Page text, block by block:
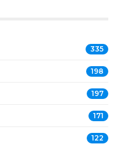
335
198
197
171
122